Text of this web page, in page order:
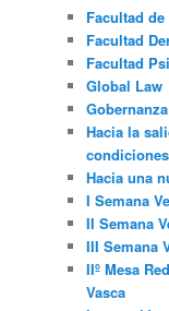
Facultad
Facultad
Facultad
Global Law
Hacia la
Hacia una
I Semana
II Semana
III Semana
IIº Mesa
Vasca